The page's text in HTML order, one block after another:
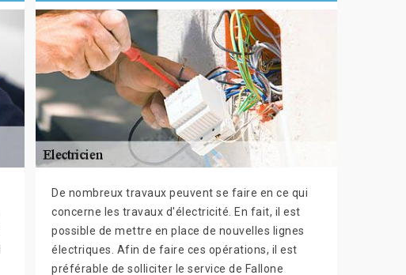
De nombreux travaux peuvent se faire en ce qui
concerne les travaux d'électricité. En fait, il est
possible de mettre en place de nouvelles lignes
électriques. Afin de faire ces opérations, il est
préférable de solliciter le service de Fallone